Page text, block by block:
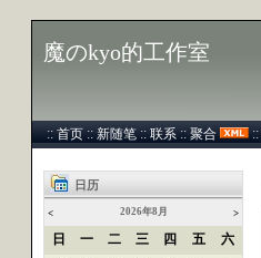
魔のkyo的工作室
:: 首页 :: 新随笔 :: 联系 :: 聚合 ::
日历
< 2026年8月 >
日 一 二 三 四 五 六